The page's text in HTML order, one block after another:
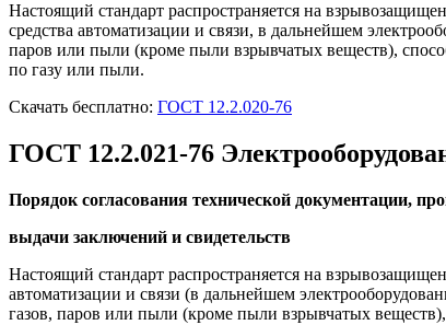
Настоящий стандарт распространяется на
средства автоматизации и связи, в дальнейшем
паров или пыли (кроме пыли взрывчатых веществ),
по газу или пыли.
Скачать бесплатно: ГОСТ 12.2.020-76
ГОСТ 12.2.021-76
Порядок согласования технической документации,
выдачи заключений и свидетельств
Настоящий стандарт распространяется на
автоматизации и связи (в дальнейшем
газов, паров или пыли (кроме пыли взрывчатых